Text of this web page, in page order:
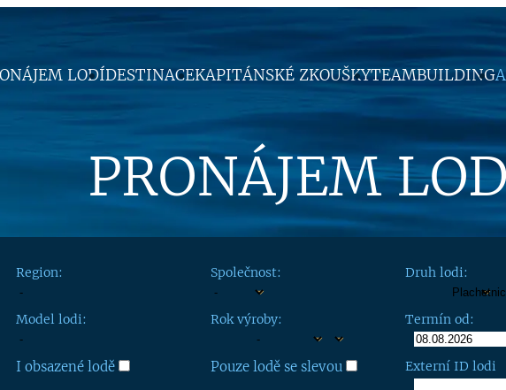
LODÍDESTINACEKAPITÁNSKÉ ZKOUŠKYTEAMBUILDING
PRONÁJEM
Region: Společnost: Druh lodi:
Model lodi: Rok výroby: Termín od:
I obsazené lodě Pouze lodě se slevou Externí ID lodi